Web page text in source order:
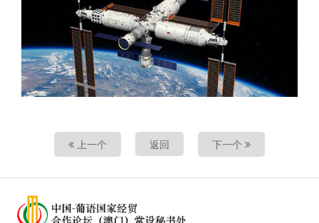
上一个 返回 下一个